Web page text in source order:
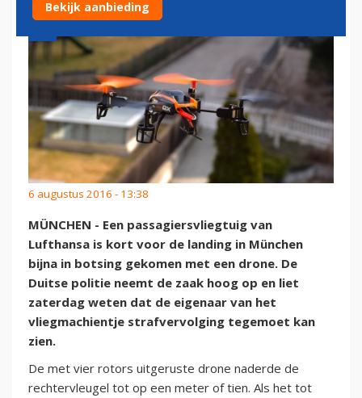
6 augustus 2016 - 13:38
MÜNCHEN - Een passagiersvliegtuig van
Lufthansa is kort voor de landing in München
bijna in botsing gekomen met een drone. De
Duitse politie neemt de zaak hoog op en liet
zaterdag weten dat de eigenaar van het
vliegmachientje strafvervolging tegemoet kan
zien.
De met vier rotors uitgeruste drone naderde de
rechtervleugel tot op een meter of tien. Als het tot
Bekijk aanbieding